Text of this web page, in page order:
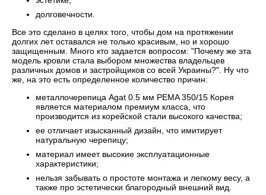
долговечности.
Все это сделано в целях того, чтобы дом на протяжении
долгих лет оставался не только красивым, но и хорошо
защищенным. Много кто задается вопросом: "Почему же эта
модель кровли стала выбором множества владельцев
различных домов и застройщиков со всей Украины?". Ну что
же, на это есть определенное количество причин:
металлочерепица Agat 0.5 мм PEMA 350/15 Корея
является материалом премиум класса, что
производится из корейской стали высокого качества;
ее отличает изысканный дизайн, что имитирует
натуральную черепицу;
материал имеет высокие эксплуатационные
характеристики;
нельзя забывать о простоте монтажа и легкому весу, а
также про эстетически благородный внешний вид.